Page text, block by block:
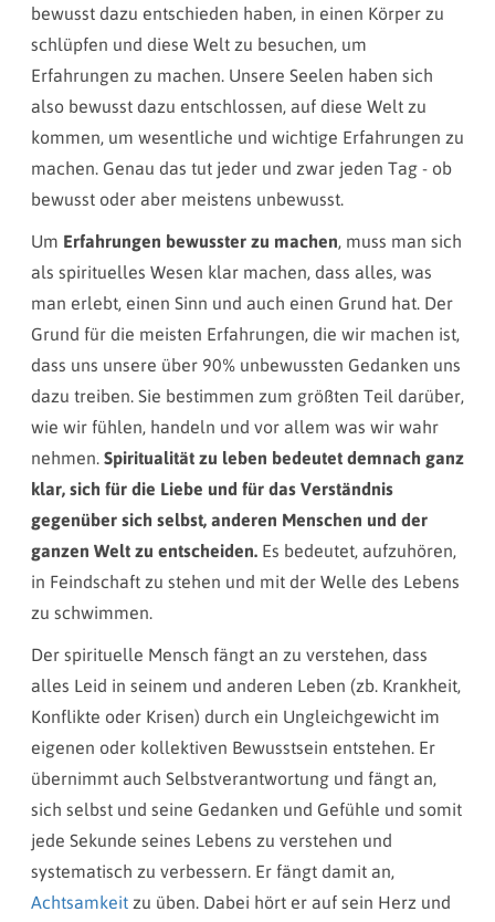
bewusst dazu entschieden haben, in einen Körper zu
schlüpfen und diese Welt zu besuchen, um
Erfahrungen zu machen. Unsere Seelen haben sich
also bewusst dazu entschlossen, auf diese Welt zu
kommen, um wesentliche und wichtige Erfahrungen zu
machen. Genau das tut jeder und zwar jeden Tag - ob
bewusst oder aber meistens unbewusst.
Um Erfahrungen bewusster zu machen, muss man sich
als spirituelles Wesen klar machen, dass alles, was
man erlebt, einen Sinn und auch einen Grund hat. Der
Grund für die meisten Erfahrungen, die wir machen ist,
dass uns unsere über 90% unbewussten Gedanken uns
dazu treiben. Sie bestimmen zum größten Teil darüber,
wie wir fühlen, handeln und vor allem was wir wahr
nehmen. Spiritualität zu leben bedeutet demnach ganz
klar, sich für die Liebe und für das Verständnis
gegenüber sich selbst, anderen Menschen und der
ganzen Welt zu entscheiden. Es bedeutet, aufzuhören,
in Feindschaft zu stehen und mit der Welle des Lebens
zu schwimmen.
Der spirituelle Mensch fängt an zu verstehen, dass
alles Leid in seinem und anderen Leben (zb. Krankheit,
Konflikte oder Krisen) durch ein Ungleichgewicht im
eigenen oder kollektiven Bewusstsein entstehen. Er
übernimmt auch Selbstverantwortung und fängt an,
sich selbst und seine Gedanken und Gefühle und somit
jede Sekunde seines Lebens zu verstehen und
systematisch zu verbessern. Er fängt damit an,
Achtsamkeit zu üben. Dabei hört er auf sein Herz und